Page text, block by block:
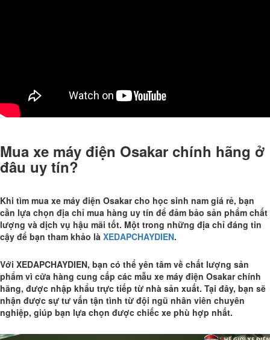
Mua xe máy điện Osakar chính hãng ở
đâu uy tín?
Khi tìm mua xe máy điện Osakar cho học sinh nam giá rẻ, bạn
cần lựa chọn địa chỉ mua hàng uy tín để đảm bảo sản phẩm chất
lượng và dịch vụ hậu mãi tốt. Một trong những địa chỉ đáng tin
cậy để bạn tham khảo là XEDAPCHAYDIEN.
Với XEDAPCHAYDIEN, bạn có thể yên tâm về chất lượng sản
phẩm vì cửa hàng cung cấp các mẫu xe máy điện Osakar chính
hãng, được nhập khẩu trực tiếp từ nhà sản xuất. Tại đây, bạn sẽ
nhận được sự tư vấn tận tình từ đội ngũ nhân viên chuyên
nghiệp, giúp bạn lựa chọn được chiếc xe phù hợp nhất.